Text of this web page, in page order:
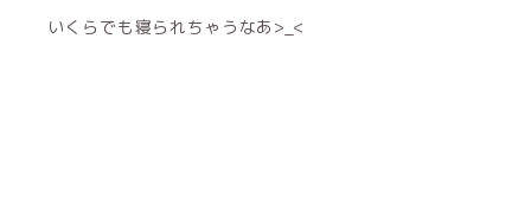
いくらでも寝られちゃうなあ>_<